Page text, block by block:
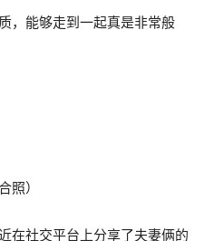
，能够走到一起真是非常般
照）
在社交平台上分享了夫妻俩的